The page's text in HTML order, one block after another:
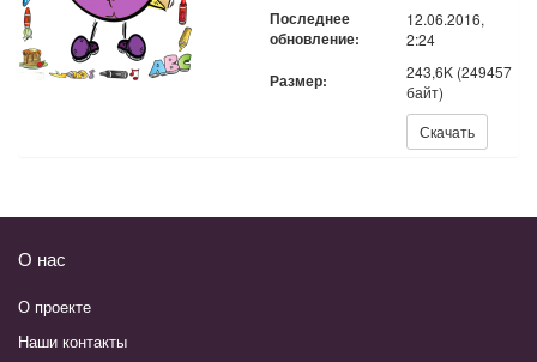
Последнее
обновление:
12.06.2016,
2:24
Размер:
243,6K (249457
байт)
Скачать
О нас
О проекте
Наши контакты